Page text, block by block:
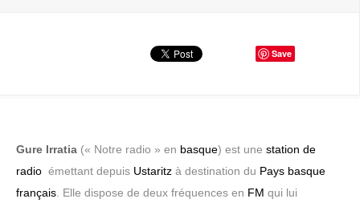
Save
Gure Irratia (« Notre radio » en basque) est une station de
radio émettant depuis Ustaritz à destination du Pays basque
français . Elle dispose de deux fréquences en FM qui lui